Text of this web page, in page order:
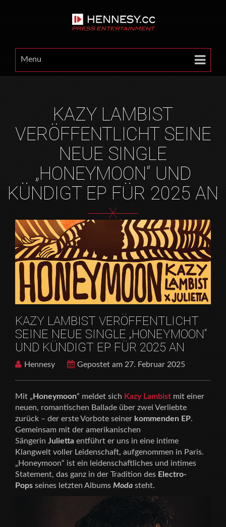
Menu
KAZY LAMBIST
VERÖFFENTLICHT SEINE
NEUE SINGLE
„HONEYMOON“ UND
KÜNDIGT EP FÜR 2025 AN
X
HOME
RELEASES
KAZY LAMBIST VERÖFFENTLICHT SEINE NEUE
SINGLE „HONEYMOON“ UND KÜNDIGT EP FÜR 2025
AN
KAZY LAMBIST VERÖFFENTLICHT
SEINE NEUE SINGLE „HONEYMOON“
UND KÜNDIGT EP FÜR 2025 AN
Hennesy Gepostet am 27. Februar 2025
Mit „Honeymoon“ meldet sichKazy Lambistmit einer
neuen, romantischen Ballade über zwei Verliebte
zurück – der erste Vorbote seinerkommenden EP.
Gemeinsam mit der amerikanischen
SängerinJuliettaentführt er uns in eine intime
Klangwelt voller Leidenschaft, aufgenommen in Paris.
„Honeymoon“ ist ein leidenschaftliches und intimes
Statement, das ganz in der Tradition desElectro-
Popsseines letzten AlbumsModasteht.